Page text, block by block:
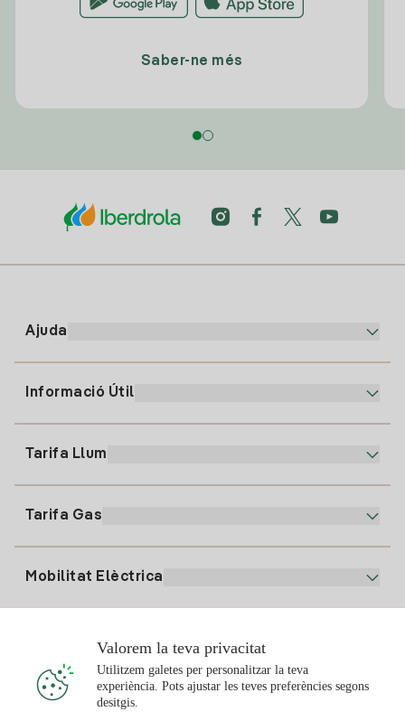
Saber-ne més
Ajuda
91 919 52 73
clientes@tuiberdrola.es
Informació Útil
Alta Gas
Tarifa Llum
Tarifa Gas
Mobilitat Elèctrica
Punts de Recàrrega
T'interessa
Valorem la teva privacitat
Utilitzem galetes per personalitzar la teva
experiència. Pots ajustar les teves preferències segons
desitgis.